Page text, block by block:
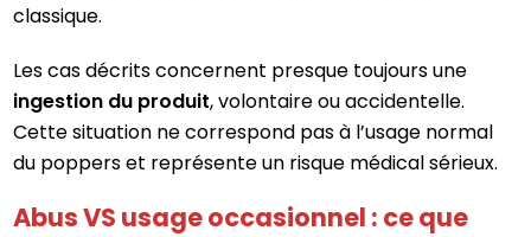
classique.
Les cas décrits concernent presque toujours une
ingestion du produit, volontaire ou accidentelle.
Cette situation ne correspond pas à l’usage normal
du poppers et représente un risque médical sérieux.
Abus VS usage occasionnel : ce que